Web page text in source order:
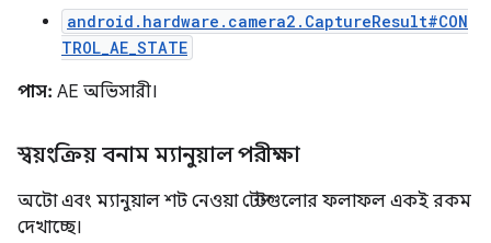
android.hardware.camera2.CaptureResult#CON
TROL_AE_STATE
পাস: AE অভিসারী।
স্বয়ংক্রিয় বনাম ম্যানুয়াল পরীক্ষা
অটো এবং ম্যানুয়াল শট নেওয়া টেস্টগুলোর ফলাফল একই রকম
দেখাচ্ছে।